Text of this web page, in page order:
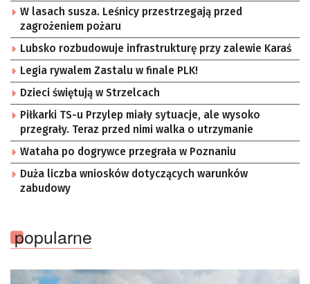
W lasach susza. Leśnicy przestrzegają przed
zagrożeniem pożaru
Lubsko rozbudowuje infrastrukturę przy zalewie Karaś
Legia rywalem Zastalu w finale PLK!
Dzieci świętują w Strzelcach
Piłkarki TS-u Przylep miały sytuacje, ale wysoko
przegrały. Teraz przed nimi walka o utrzymanie
Wataha po dogrywce przegrała w Poznaniu
Duża liczba wniosków dotyczących warunków
zabudowy
popularne